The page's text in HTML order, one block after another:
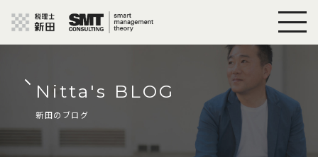
Nitta's BLOG
新田のブログ